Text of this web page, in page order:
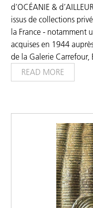
d’OCÉANIE &
issus de collections
la France - notamment
acquises en 1944
de la Galerie Carrefour,
READ MORE